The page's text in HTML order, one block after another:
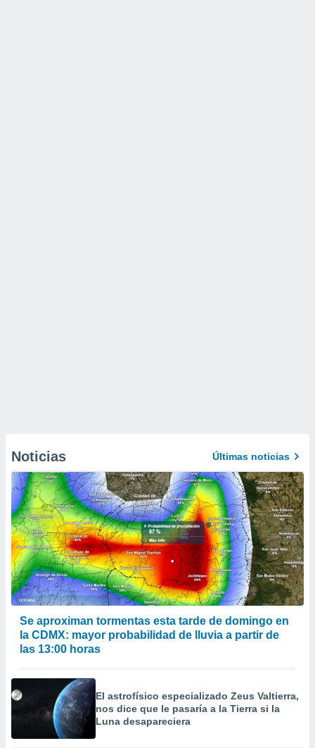
Noticias Últimas noticias
Se aproximan tormentas esta tarde de domingo en
la CDMX: mayor probabilidad de lluvia a partir de
las 13:00 horas
El astrofísico especializado Zeus Valtierra,
nos dice que le pasaría a la Tierra si la
Luna desapareciera